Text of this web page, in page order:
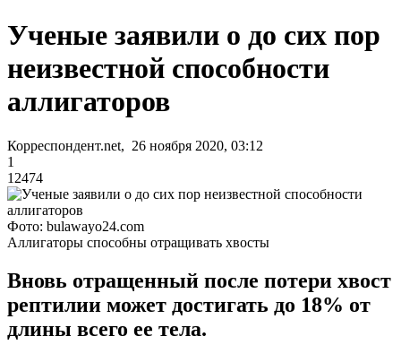
Ученые заявили о до сих пор
неизвестной способности
аллигаторов
Корреспондент.net, 26 ноября 2020, 03:12
1
12474
Фото: bulawayo24.com
Аллигаторы способны отращивать хвосты
Вновь отращенный после потери хвост
рептилии может достигать до 18% от
длины всего ее тела.